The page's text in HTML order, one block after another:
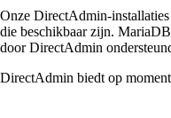
Onze DirectAdmin-installaties
die beschikbaar zijn.
door DirectAdmin
DirectAdmin biedt op